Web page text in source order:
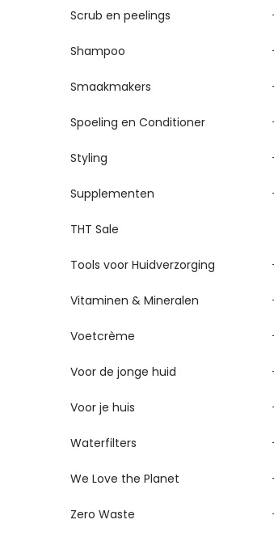
Scrub en peelings
Shampoo
Smaakmakers
Spoeling en Conditioner
Styling
Supplementen
THT Sale
Tools voor Huidverzorging
Vitaminen & Mineralen
Voetcrème
Voor de jonge huid
Voor je huis
Waterfilters
We Love the Planet
Zero Waste